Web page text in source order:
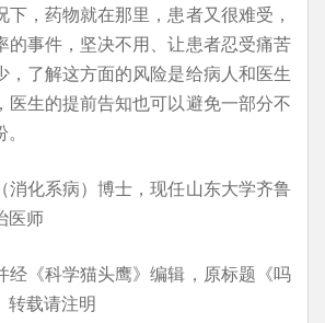
，药物就在那里，患者又很难受，
的事件，坚决不用、让患者忍受痛苦
，了解这方面的风险是给病人和医生
医生的提前告知也可以避免一部分不
消化系病）博士，现任山东大学齐鲁
医师
经《科学猫头鹰》编辑，原标题《吗
转载请注明